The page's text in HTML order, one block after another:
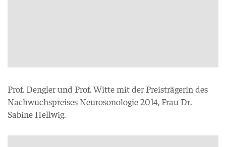
Prof. Dengler und Prof. Witte mit der Preisträgerin des
Nachwuchspreises Neurosonologie 2014, Frau Dr.
Sabine Hellwig.